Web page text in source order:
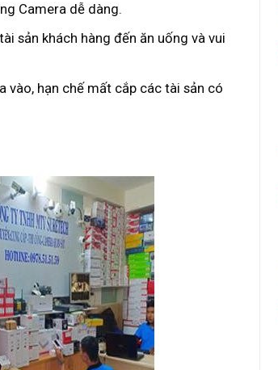
Camera dễ dàng.
sản khách hàng đến ăn uống và vui
vào, hạn chế mất cắp các tài sản có